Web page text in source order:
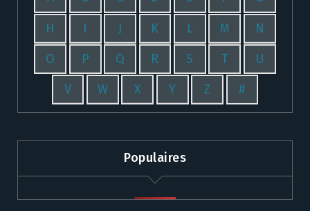
H I J K L M N
O P Q R S T U
V W X Y Z #
Populaires